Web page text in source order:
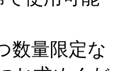
数量限定な